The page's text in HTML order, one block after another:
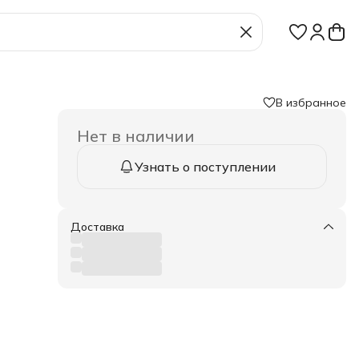
В избранное
Нет в наличии
Узнать о поступлении
Доставка